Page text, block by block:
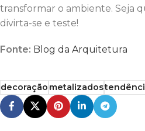
transformar o ambiente. Seja
divirta-se e teste!
Fonte: Blog da Arquitetura
decoraçãometalizados